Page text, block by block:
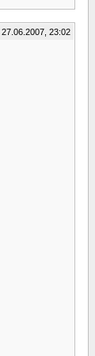
27.06.2007, 23:02